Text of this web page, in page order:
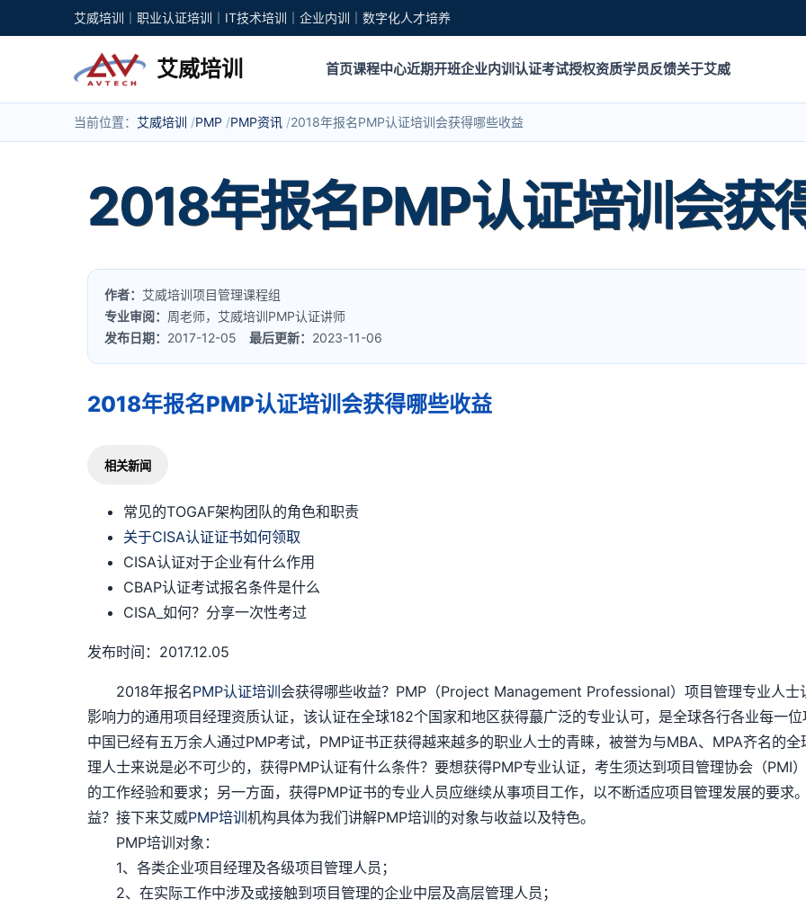
艾威培训｜职业认证培训｜IT技术培训｜企业内训｜数字化人才培养
艾威培训 首页课程中心近期开班企业内训认证考试授权资质学员反馈关于艾威
当前位置： 艾威培训 PMP PMP资讯 2018年报名PMP认证培训会获得哪些收益
2018年报名PMP认证培训会获
作者： 艾威培训项目管理课程组
专业审阅： 周老师，艾威培训PMP认证讲师
发布日期： 2017-12-05最后更新： 2023-11-06
2018年报名PMP认证培训会获得哪些收益
相关新闻
常见的TOGAF架构团队的角色和职责
关于CISA认证证书如何领取
CISA认证对于企业有什么作用
CBAP认证考试报名条件是什么
CISA_如何？分享一次性考过
发布时间：2017.12.05
2018年报名PMP认证培训 会获得哪些收益？PMP（Project Management Professional）项目管理专业人士
影响力的通用项目经理资质认证，该认证在全球182个国家和地区获得蕞广泛的专业认可，是全球各行各业每一
中国已经有五万余人通过PMP考试，PMP证书正获得越来越多的职业人士的青睐，被誉为与MBA、MPA齐名的
理人士来说是必不可少的，获得PMP认证有什么条件？要想获得PMP专业认证，考生须达到项目管理协会（PMI
的工作经验和要求；另一方面，获得PMP证书的专业人员应继续从事项目工作，以不断适应项目管理发展的要求
益？接下来艾威PMP培训机构具体为我们讲解PMP培训的对象与收益以及特色。
PMP培训对象：
1、各类企业项目经理及各级项目管理人员；
2、在实际工作中涉及或接触到项目管理的企业中层及高层管理人员；